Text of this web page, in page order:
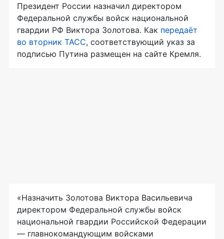
Президент России назначил директором
Федеральной службы войск национальной
гвардии РФ Виктора Золотова. Как передаёт
во вторник ТАСС, соответствующий указ за
подписью Путина размещен на сайте Кремля.
«Назначить Золотова Виктора Васильевича
директором Федеральной службы войск
национальной гвардии Российской Федерации
— главнокомандующим войсками